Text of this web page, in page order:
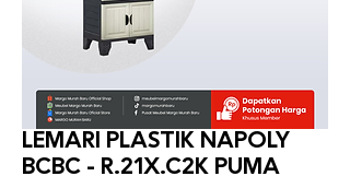
LEMARI PLASTIK NAPOLY
BCBC - R.21X.C2K PUMA